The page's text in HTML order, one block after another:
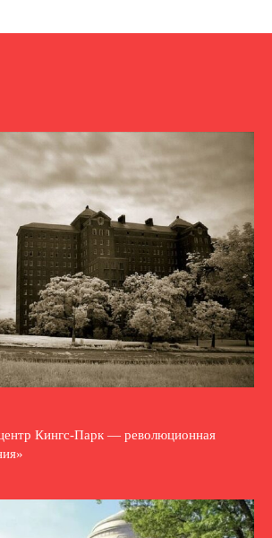
Кингс-Парк — революционная